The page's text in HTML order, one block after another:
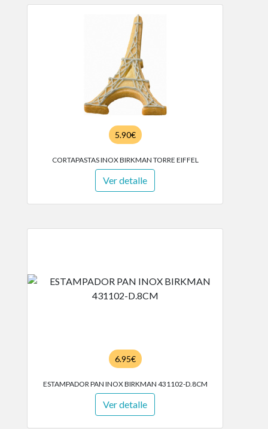
5.90€
CORTAPASTAS INOX BIRKMAN TORRE EIFFEL
Ver detalle
6.95€
ESTAMPADOR PAN INOX BIRKMAN 431102-D.8CM
Ver detalle